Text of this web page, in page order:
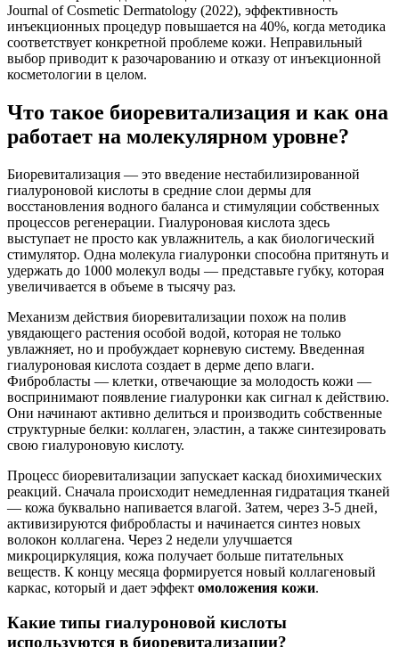
Journal of Cosmetic Dermatology (2022), эффективность
инъекционных процедур повышается на 40%, когда методика
соответствует конкретной проблеме кожи. Неправильный
выбор приводит к разочарованию и отказу от инъекционной
косметологии в целом.
Что такое биоревитализация и как она
работает на молекулярном уровне?
Биоревитализация — это введение нестабилизированной
гиалуроновой кислоты в средние слои дермы для
восстановления водного баланса и стимуляции собственных
процессов регенерации. Гиалуроновая кислота здесь
выступает не просто как увлажнитель, а как биологический
стимулятор. Одна молекула гиалуронки способна притянуть и
удержать до 1000 молекул воды — представьте губку, которая
увеличивается в объеме в тысячу раз.
Механизм действия биоревитализации похож на полив
увядающего растения особой водой, которая не только
увлажняет, но и пробуждает корневую систему. Введенная
гиалуроновая кислота создает в дерме депо влаги.
Фибробласты — клетки, отвечающие за молодость кожи —
воспринимают появление гиалуронки как сигнал к действию.
Они начинают активно делиться и производить собственные
структурные белки: коллаген, эластин, а также синтезировать
свою гиалуроновую кислоту.
Процесс биоревитализации запускает каскад биохимических
реакций. Сначала происходит немедленная гидратация тканей
— кожа буквально напивается влагой. Затем, через 3-5 дней,
активизируются фибробласты и начинается синтез новых
волокон коллагена. Через 2 недели улучшается
микроциркуляция, кожа получает больше питательных
веществ. К концу месяца формируется новый коллагеновый
каркас, который и дает эффект омоложения кожи.
Какие типы гиалуроновой кислоты
используются в биоревитализации?